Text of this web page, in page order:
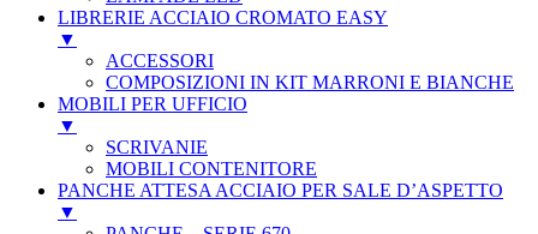
LIBRERIE ACCIAIO CROMATO EASY
▼
ACCESSORI
COMPOSIZIONI IN KIT MARRONI E BIANCHE
MOBILI PER UFFICIO
▼
SCRIVANIE
MOBILI CONTENITORE
PANCHE ATTESA ACCIAIO PER SALE D’ASPETTO
▼